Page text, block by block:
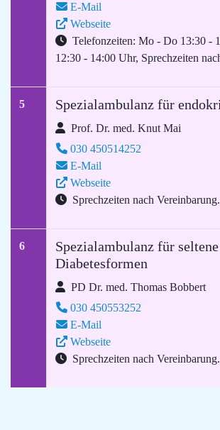
E-Mail
Webseite
Telefonzeiten: Mo - Do 13:30 -
12:30 - 14:00 Uhr, Sprechzeiten
5 Spezialambulanz für
Prof. Dr. med. Knut Mai
030 450514252
E-Mail
Webseite
Sprechzeiten nach Vereinbarung.
6
Spezialambulanz für seltene
Diabetesformen
PD Dr. med. Thomas Bobbert
030 450553252
E-Mail
Webseite
Sprechzeiten nach Vereinbarung.